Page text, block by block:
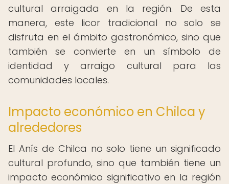
cultural arraigada en la región. De esta
manera, este licor tradicional no solo se
disfruta en el ámbito gastronómico, sino que
también se convierte en un símbolo de
identidad y arraigo cultural para las
comunidades locales.
Impacto económico en Chilca y
alrededores
El Anís de Chilca no solo tiene un significado
cultural profundo, sino que también tiene un
impacto económico significativo en la región